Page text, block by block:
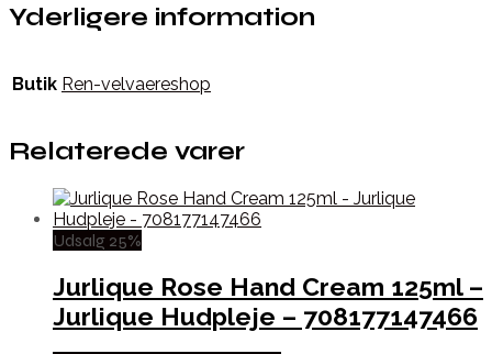
Yderligere information
Butik Ren-velvaereshop
Relaterede varer
Udsalg 25%
Jurlique Rose Hand Cream 125ml –
Jurlique Hudpleje – 708177147466